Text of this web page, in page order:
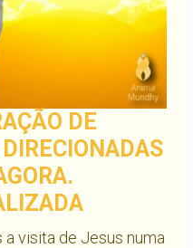
DE
visita de Jesus numa